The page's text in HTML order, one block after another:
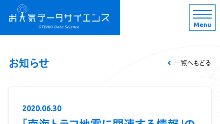
Menu
お知らせ 一覧へもどる
2020.06.30